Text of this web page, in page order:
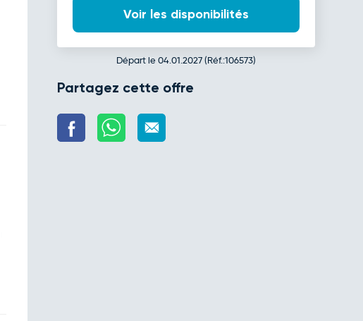
Voir les disponibilités
Départ le 04.01.2027 (Réf.:106573)
Partagez cette offre